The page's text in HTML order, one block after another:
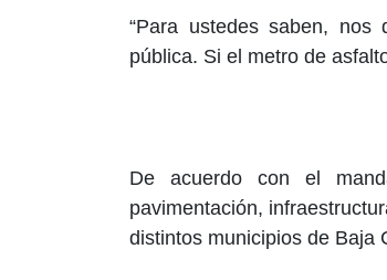
“Para ustedes saben,
pública. Si el metro de
De acuerdo con el
pavimentación,
distintos municipios de Baja